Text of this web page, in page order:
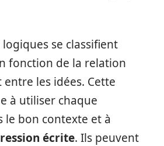
se classifient
fonction de la relation
entre les idées. Cette
à utiliser chaque
le bon contexte et à
écrite. Ils peuvent